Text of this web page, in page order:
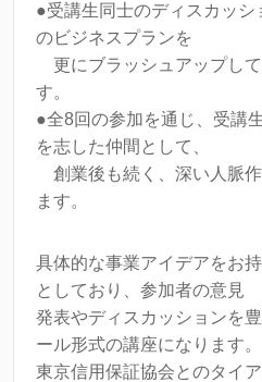
●受講生同士のディスカッシ
のビジネスプランを
更にブラッシュアップし
す。
●全8回の参加を通じ、受講
を志した仲間として、
創業後も続く、深い人脈
ます。
具体的な事業アイデアをお
としており、参加者の意見
発表やディスカッションを
ール形式の講座になります。
東京信用保証協会とのタイ